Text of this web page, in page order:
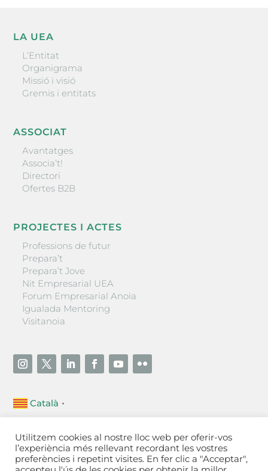
LA UEA
L’Entitat
Organigrama
Missió i visió
Gremis i entitats
ASSOCIAT
Avantatges
Associa’t!
Directori
Ofertes B2B
PROJECTES I ACTES
Professions de futur
Prepara’t
Prepara’t Jove
Nit Empresarial UEA
Forum Empresarial Anoia
Igualada Mentoring
Visitanoia
Català ▼
Unió Empresarial de l’Anoia (UEA)
Ctra. de Manresa, 131, 08700 – Igualada(Barcelona)
Tel 93 805 22 92
Utilitzem cookies al nostre lloc web per oferir-vos
l’experiència més rellevant recordant les vostres
preferències i repetint visites. En fer clic a "Acceptar",